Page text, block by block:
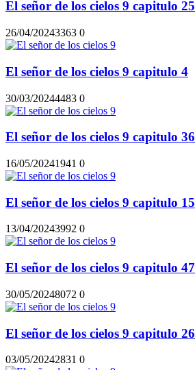
El señor de los cielos 9 capitulo 25
26/04/20243363 0
El señor de los cielos 9 capitulo 4
30/03/20244483 0
El señor de los cielos 9 capitulo 36
16/05/20241941 0
El señor de los cielos 9 capitulo 15
13/04/20243992 0
El señor de los cielos 9 capitulo 47
30/05/20248072 0
El señor de los cielos 9 capitulo 26
03/05/20242831 0